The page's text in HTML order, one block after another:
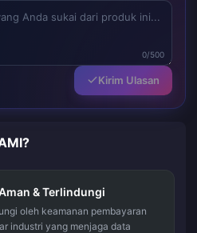
0/500
Kirim Ulasan
& Terlindungi
oleh keamanan pembayaran
industri yang menjaga data